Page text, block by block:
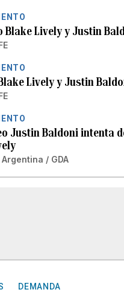
Blake Lively y Justin
Lively y Justin
Justin Baldoni intenta
/ GDA
DEMANDA